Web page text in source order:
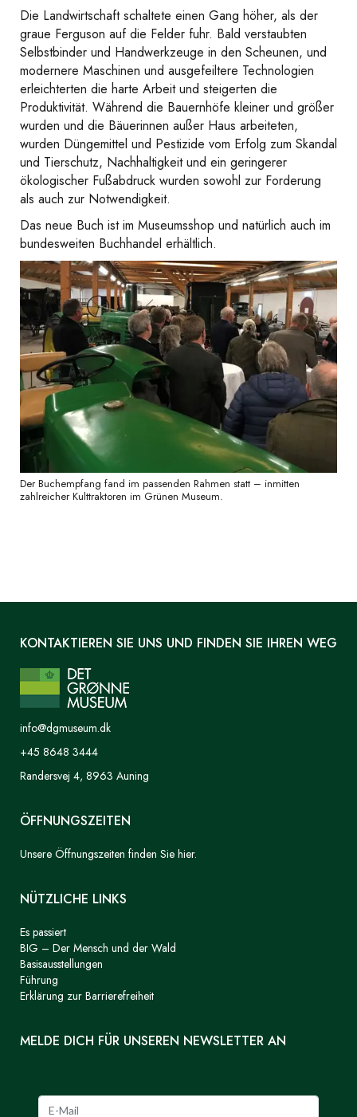
Die Landwirtschaft schaltete einen Gang höher, als der
graue Ferguson auf die Felder fuhr. Bald verstaubten
Selbstbinder und Handwerkzeuge in den Scheunen, und
modernere Maschinen und ausgefeiltere Technologien
erleichterten die harte Arbeit und steigerten die
Produktivität. Während die Bauernhöfe kleiner und größer
wurden und die Bäuerinnen außer Haus arbeiteten,
wurden Düngemittel und Pestizide vom Erfolg zum Skandal
und Tierschutz, Nachhaltigkeit und ein geringerer
ökologischer Fußabdruck wurden sowohl zur Forderung
als auch zur Notwendigkeit.
Das neue Buch ist im Museumsshop und natürlich auch im
bundesweiten Buchhandel erhältlich.
Der Buchempfang fand im passenden Rahmen statt – inmitten
zahlreicher Kulttraktoren im Grünen Museum.
KONTAKTIEREN SIE UNS UND FINDEN SIE IHREN WEG
info@dgmuseum.dk
+45 8648 3444
Randersvej 4, 8963 Auning
ÖFFNUNGSZEITEN
Unsere Öffnungszeiten finden Sie hier.
NÜTZLICHE LINKS
Es passiert
BIG – Der Mensch und der Wald
Basisausstellungen
Führung
Erklärung zur Barrierefreiheit
MELDE DICH FÜR UNSEREN NEWSLETTER AN